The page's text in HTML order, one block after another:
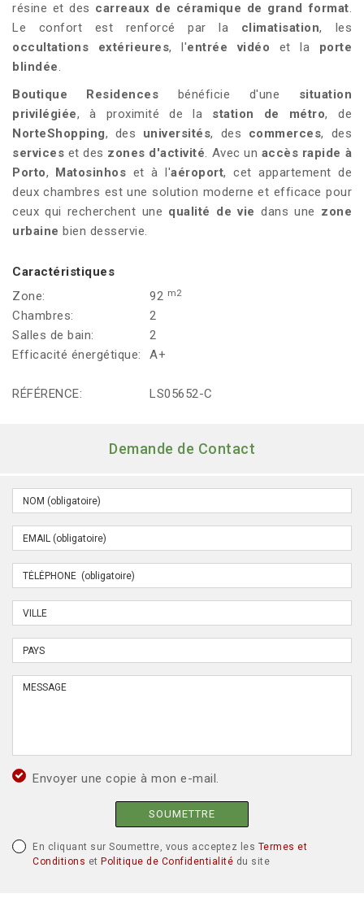
résine et des carreaux de céramique de grand format.
Le confort est renforcé par la climatisation, les
occultations extérieures, l'entrée vidéo et la porte
blindée.
Boutique Residences bénéficie d'une situation
privilégiée, à proximité de la station de métro, de
NorteShopping, des universités, des commerces, des
services et des zones d'activité. Avec un accès rapide à
Porto, Matosinhos et à l'aéroport, cet appartement de
deux chambres est une solution moderne et efficace pour
ceux qui recherchent une qualité de vie dans une zone
urbaine bien desservie.
Caractéristiques
Zone:
92 m2
Chambres:
2
Salles de bain:
2
Efficacité énergétique:
A+
RÉFÉRENCE: LS05652-C
Demande de Contact
Envoyer une copie à mon e-mail.
SOUMETTRE
En cliquant sur Soumettre, vous acceptez les Termes et
Conditions et Politique de Confidentialité du site